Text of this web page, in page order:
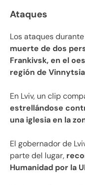
Ataques
Los ataques
muerte de dos
Frankivsk, en el
región de
En Lviv, un clip
estrellándose
una iglesia en la
El gobernador de
parte del lugar,
Humanidad por la